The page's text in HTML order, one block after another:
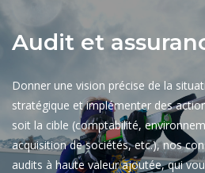
Audit et
Donner une vision précise de la
stratégique et implémenter des
soit la cible (comptabilité,
acquisition de sociétés, etc.), nos
audits à haute valeur ajoutée, qui